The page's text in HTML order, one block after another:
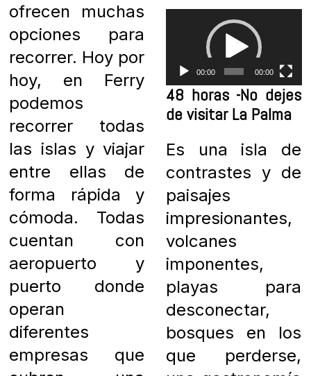
ofrecen muchas
opciones para
recorrer. Hoy por
hoy, en Ferry
podemos
recorrer todas
las islas y viajar
entre ellas de
forma rápida y
cómoda. Todas
cuentan con
aeropuerto y
puerto donde
operan
diferentes
empresas que
Reproductor
vídeo
00:00 00:00
48 horas -No dejes
de visitar La Palma
Es una isla de
contrastes y de
paisajes
impresionantes,
volcanes
imponentes,
playas para
desconectar,
bosques en los
que perderse,